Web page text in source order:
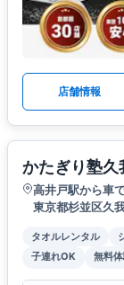
店舗情報
かたぎり塾久
高井戸駅から車
東京都杉並区久
タオルレンタル
子連れOK
無料